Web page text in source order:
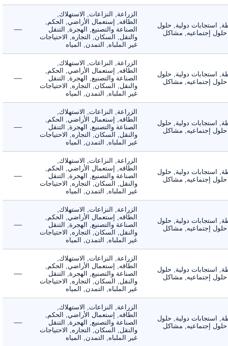
استجابات دولية, حلول
إجتماعيه, مشاكل
الزراعة, النزاعات, الاستهلاك,
الطاقه, إستعمال الأراضي, الحكم,
الصناعة والتصنيع, الهجرة, التنقل
والنقل, السكان, التجاره, الاحتياجات
غير الملباه, التمدن, المياه
----
استجابات دولية, حلول
إجتماعيه, مشاكل
الزراعة, النزاعات, الاستهلاك,
الطاقه, إستعمال الأراضي, الحكم,
الصناعة والتصنيع, الهجرة, التنقل
والنقل, السكان, التجاره, الاحتياجات
غير الملباه, التمدن, المياه
----
استجابات دولية, حلول
إجتماعيه, مشاكل
الزراعة, النزاعات, الاستهلاك,
الطاقه, إستعمال الأراضي, الحكم,
الصناعة والتصنيع, الهجرة, التنقل
والنقل, السكان, التجاره, الاحتياجات
غير الملباه, التمدن, المياه
----
استجابات دولية, حلول
إجتماعيه, مشاكل
الزراعة, النزاعات, الاستهلاك,
الطاقه, إستعمال الأراضي, الحكم,
الصناعة والتصنيع, الهجرة, التنقل
والنقل, السكان, التجاره, الاحتياجات
غير الملباه, التمدن, المياه
----
استجابات دولية, حلول
إجتماعيه, مشاكل
الزراعة, النزاعات, الاستهلاك,
الطاقه, إستعمال الأراضي, الحكم,
الصناعة والتصنيع, الهجرة, التنقل
والنقل, السكان, التجاره, الاحتياجات
غير الملباه, التمدن, المياه
----
استجابات دولية, حلول
إجتماعيه, مشاكل
الزراعة, النزاعات, الاستهلاك,
الطاقه, إستعمال الأراضي, الحكم,
الصناعة والتصنيع, الهجرة, التنقل
والنقل, السكان, التجاره, الاحتياجات
غير الملباه, التمدن, المياه
----
استجابات دولية, حلول
إجتماعيه, مشاكل
الزراعة, النزاعات, الاستهلاك,
الطاقه, إستعمال الأراضي, الحكم,
الصناعة والتصنيع, الهجرة, التنقل
والنقل, السكان, التجاره, الاحتياجات
غير الملباه, التمدن, المياه
----